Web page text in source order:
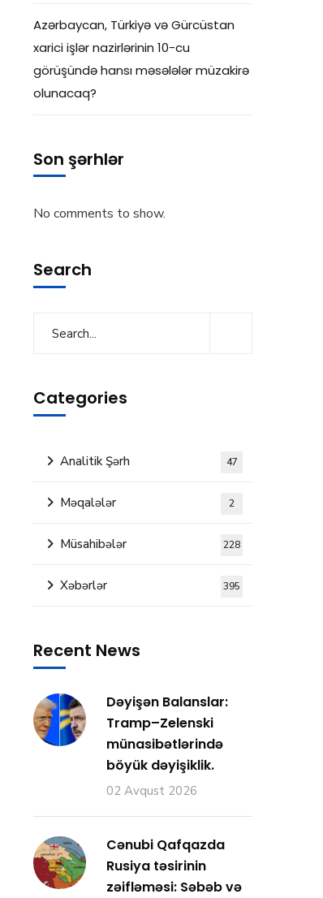
Azərbaycan, Türkiyə və Gürcüstan
xarici işlər nazirlərinin 10-cu
görüşündə hansı məsələlər müzakirə
olunacaq?
Son şərhlər
No comments to show.
Search
Categories
Analitik Şərh 47
Məqalələr 2
Müsahibələr 228
Xəbərlər 395
Recent News
Dəyişən Balanslar:
Tramp–Zelenski
münasibətlərində
böyük dəyişiklik.
02 Avqust 2026
Cənubi Qafqazda
Rusiya təsirinin
zəifləməsi: Səbəb və